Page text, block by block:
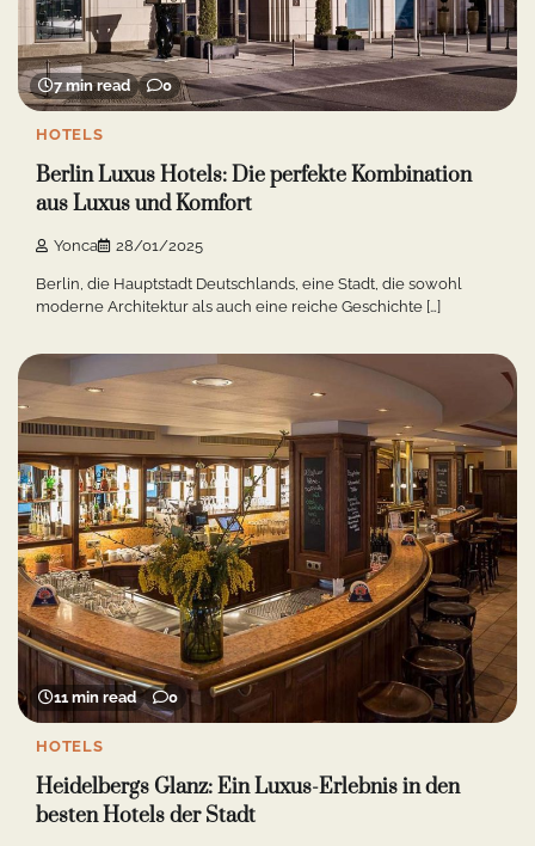
7 min read 0
HOTELS
Berlin Luxus Hotels: Die perfekte Kombination
aus Luxus und Komfort
Yonca 28/01/2025
Berlin, die Hauptstadt Deutschlands, eine Stadt, die sowohl
moderne Architektur als auch eine reiche Geschichte […]
11 min read 0
HOTELS
Heidelbergs Glanz: Ein Luxus-Erlebnis in den
besten Hotels der Stadt